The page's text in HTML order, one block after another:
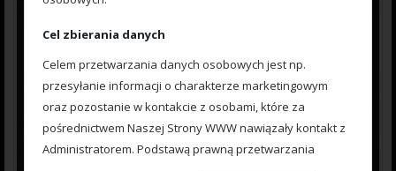
Cel zbierania danych
Celem przetwarzania danych osobowych jest np.
przesyłanie informacji o charakterze marketingowym
oraz pozostanie w kontakcie z osobami, które za
pośrednictwem Naszej Strony WWW nawiązały kontakt z
Administratorem. Podstawą prawną przetwarzania